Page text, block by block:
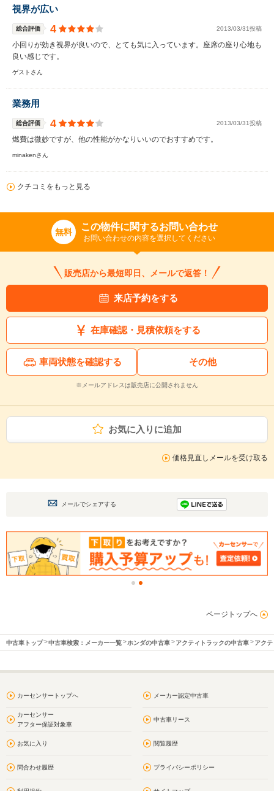
視界が広い
総合評価 4 2013/03/31投稿
小回りが効き視界が良いので、とても気に入っています。座席の座り心地も
良い感じです。
ゲストさん
業務用
総合評価 4 2013/03/31投稿
燃費は微妙ですが、他の性能がかなりいいのでおすすめです。
minakenさん
クチコミをもっと見る
無料 この物件に関するお問い合わせ
お問い合わせの内容を選択してください
販売店から最短即日、メールで返答！
来店予約をする
在庫確認・見積依頼をする
車両状態を確認する その他
※メールアドレスは販売店に公開されません
お気に入りに追加
価格見直しメールを受け取る
メールでシェアする
ページトップへ
中古車トップ 中古車検索：メーカー一覧 ホンダの中古車 アクティトラックの中古車 アク
カーセンサートップへ メーカー認定中古車
カーセンサー
アフター保証対象車
中古車リース
お気に入り 閲覧履歴
問合わせ履歴 プライバシーポリシー